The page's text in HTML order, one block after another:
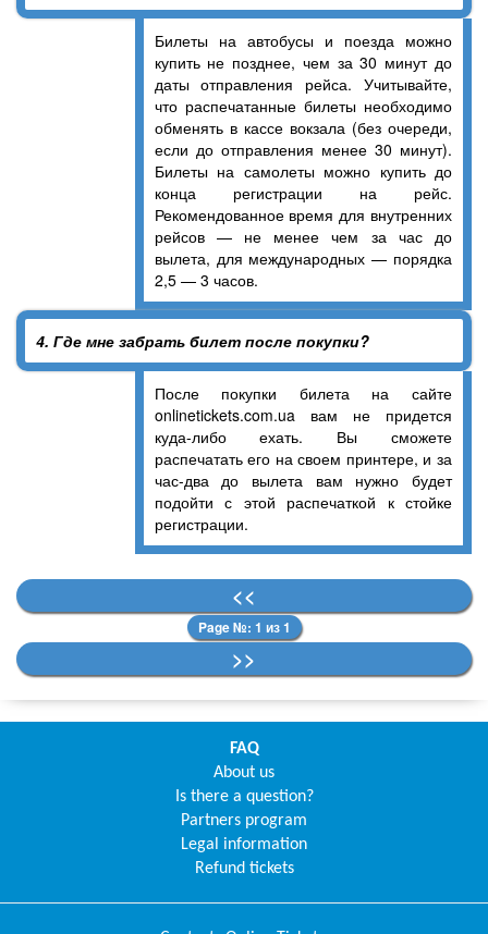
Билеты на автобусы и поезда можно
купить не позднее, чем за 30 минут до
даты отправления рейса. Учитывайте,
что распечатанные билеты необходимо
обменять в кассе вокзала (без очереди,
если до отправления менее 30 минут).
Билеты на самолеты можно купить до
конца регистрации на рейс.
Рекомендованное время для внутренних
рейсов — не менее чем за час до
вылета, для международных — порядка
2,5 — 3 часов.
4. Где мне забрать билет после покупки?
После покупки билета на сайте
onlinetickets.com.ua вам не придется
куда-либо ехать. Вы сможете
распечатать его на своем принтере, и за
час-два до вылета вам нужно будет
подойти с этой распечаткой к стойке
регистрации.
<<
Page №: 1 из 1
>>
FAQ
About us
Is there a question?
Partners program
Legal information
Refund tickets